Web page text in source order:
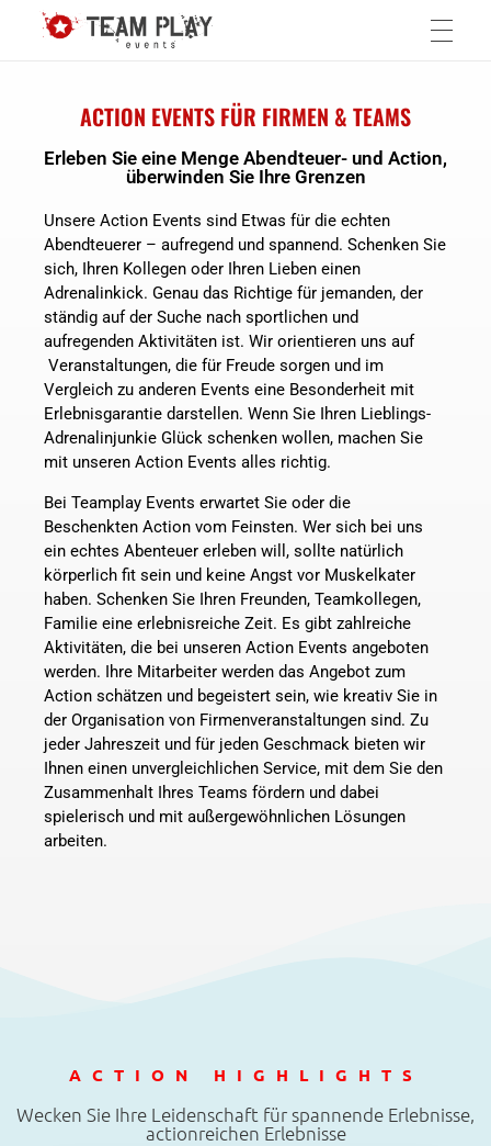
TEAMBUILDING EVENTS
Events in München
ACTION EVENTS
HORROR EVENTS
SEMINARE
WEIHNACHTSFEIER
KONTAKT
JETZT BUCHEN
ACTION EVENTS FÜR FIRMEN & TEAMS
Erleben Sie eine Menge Abendteuer- und Action,
überwinden Sie Ihre Grenzen
Unsere Action Events sind Etwas für die echten
Abendteuerer – aufregend und spannend. Schenken Sie
sich, Ihren Kollegen oder Ihren Lieben einen
Adrenalinkick. Genau das Richtige für jemanden, der
ständig auf der Suche nach sportlichen und
aufregenden Aktivitäten ist. Wir orientieren uns auf
Veranstaltungen, die für Freude sorgen und im
Vergleich zu anderen Events eine Besonderheit mit
Erlebnisgarantie darstellen. Wenn Sie Ihren Lieblings-
Adrenalinjunkie Glück schenken wollen, machen Sie
mit unseren Action Events alles richtig.
Bei Teamplay Events erwartet Sie oder die
Beschenkten Action vom Feinsten. Wer sich bei uns
ein echtes Abenteuer erleben will, sollte natürlich
körperlich fit sein und keine Angst vor Muskelkater
haben. Schenken Sie Ihren Freunden, Teamkollegen,
Familie eine erlebnisreiche Zeit. Es gibt zahlreiche
Aktivitäten, die bei unseren Action Events angeboten
werden. Ihre Mitarbeiter werden das Angebot zum
Action schätzen und begeistert sein, wie kreativ Sie in
der Organisation von Firmenveranstaltungen sind. Zu
jeder Jahreszeit und für jeden Geschmack bieten wir
Ihnen einen unvergleichlichen Service, mit dem Sie den
Zusammenhalt Ihres Teams fördern und dabei
spielerisch und mit außergewöhnlichen Lösungen
arbeiten.
ACTION HIGHLIGHTS
Wecken Sie Ihre Leidenschaft für spannende Erlebnisse,
actionreichen Erlebnisse